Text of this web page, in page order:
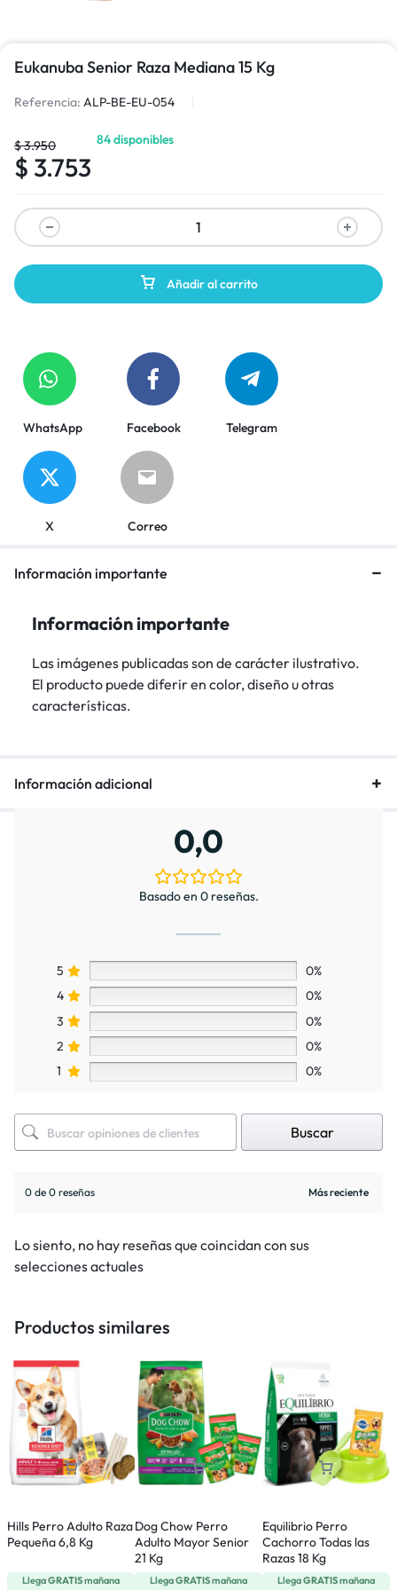
Eukanuba Senior Raza Mediana 15 Kg
Referencia: ALP-BE-EU-054
$3.950
$ 3.753
84 disponibles
Añadir al carrito
WhatsApp Facebook Telegram
X Correo
Información importante
Información importante
Las imágenes publicadas son de carácter ilustrativo.
El producto puede diferir en color, diseño u otras
características.
Información adicional
0,0
Basado en 0 reseñas.
5
0%
4
0%
3
0%
2
0%
1
0%
Buscar
0 de 0 reseñas
Lo siento, no hay reseñas que coincidan con sus
selecciones actuales
Productos similares
Hills Perro Adulto Raza
Pequeña 6,8 Kg
LlegaGRATISmañana
Dog Chow Perro
Adulto Mayor Senior
21 Kg
LlegaGRATISmañana
Equilibrio Perro
Cachorro Todas las
Razas 18 Kg
LlegaGRATISmañana